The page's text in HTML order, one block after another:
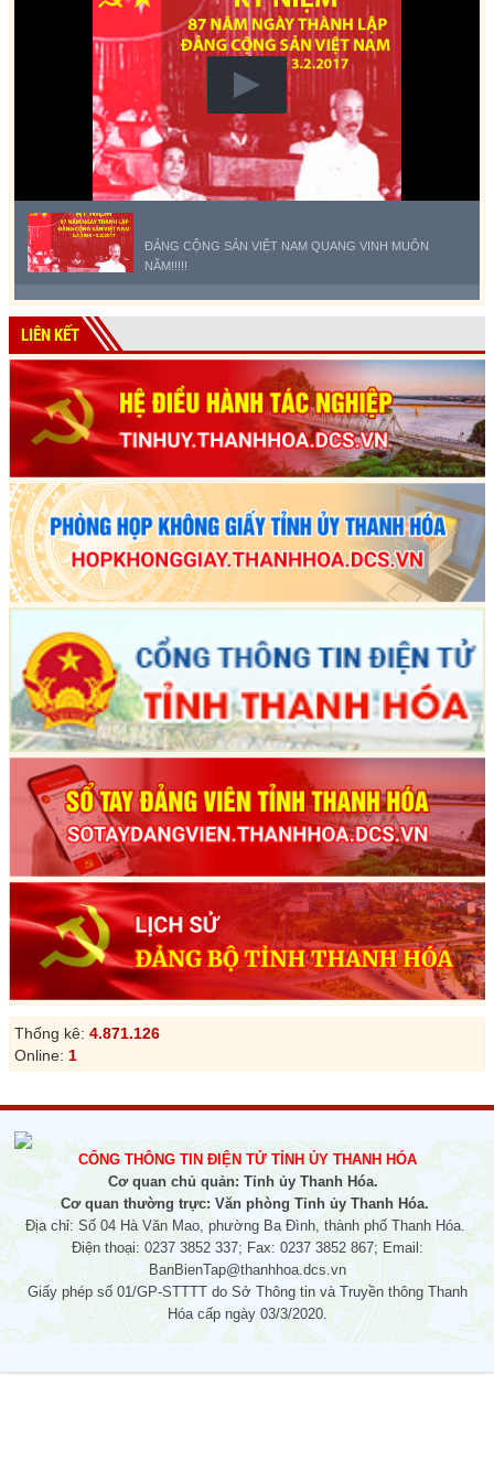
ĐẢNG CỘNG SẢN VIỆT NAM QUANG VINH MUÔN
NĂM!!!!!
LIÊN KẾT
Thống kê: 4.871.126
Online: 1
CỔNG THÔNG TIN ĐIỆN TỬ TỈNH ỦY THANH HÓA
Cơ quan chủ quản: Tỉnh ủy Thanh Hóa.
Cơ quan thường trực: Văn phòng Tỉnh ủy Thanh Hóa.
Địa chỉ: Số 04 Hà Văn Mao, phường Ba Đình, thành phố Thanh Hóa.
Điện thoại: 0237 3852 337; Fax: 0237 3852 867; Email:
BanBienTap@thanhhoa.dcs.vn
Giấy phép số 01/GP-STTTT do Sở Thông tin và Truyền thông Thanh
Hóa cấp ngày 03/3/2020.